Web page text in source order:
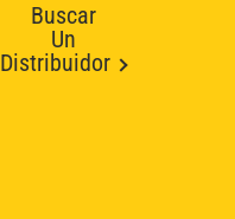
Buscar
Un
Distribuidor